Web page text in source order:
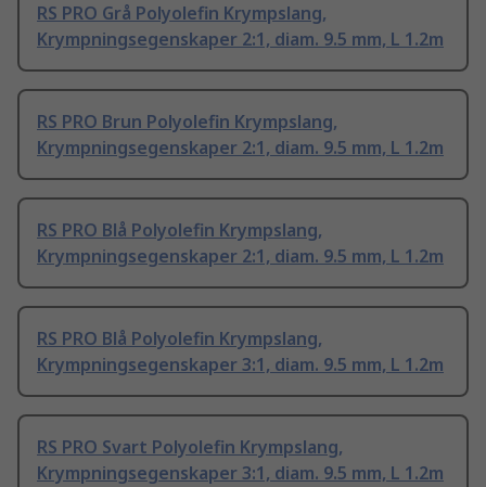
RS PRO Grå Polyolefin Krympslang,
Krympningsegenskaper 2:1, diam. 9.5 mm, L 1.2m
RS PRO Brun Polyolefin Krympslang,
Krympningsegenskaper 2:1, diam. 9.5 mm, L 1.2m
RS PRO Blå Polyolefin Krympslang,
Krympningsegenskaper 2:1, diam. 9.5 mm, L 1.2m
RS PRO Blå Polyolefin Krympslang,
Krympningsegenskaper 3:1, diam. 9.5 mm, L 1.2m
RS PRO Svart Polyolefin Krympslang,
Krympningsegenskaper 3:1, diam. 9.5 mm, L 1.2m